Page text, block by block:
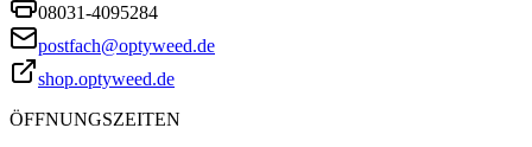
08031-4095284
postfach@optyweed.de
shop.optyweed.de
ÖFFNUNGSZEITEN